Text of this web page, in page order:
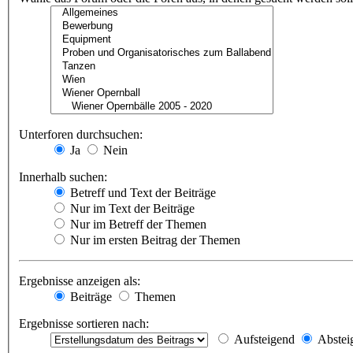
Unterforen durchsuchen:
Ja
Nein
Innerhalb suchen:
Betreff und Text der Beiträge
Nur im Text der Beiträge
Nur im Betreff der Themen
Nur im ersten Beitrag der Themen
Ergebnisse anzeigen als:
Beiträge
Themen
Ergebnisse sortieren nach:
Aufsteigend